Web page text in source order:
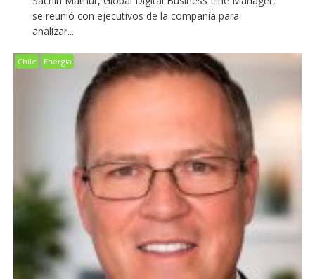
se reunió con ejecutivos de la compañía para
analizar...
Chile Energía